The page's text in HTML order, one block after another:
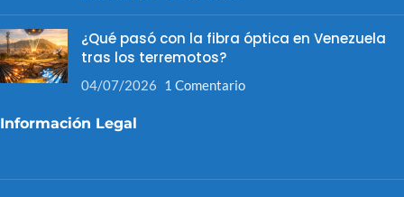
¿Qué pasó con la fibra óptica en Venezuela
tras los terremotos?
04/07/2026 1 Comentario
Información Legal